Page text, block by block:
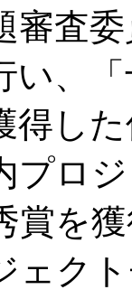
審査
い、
得し
プロ
賞を
ェク